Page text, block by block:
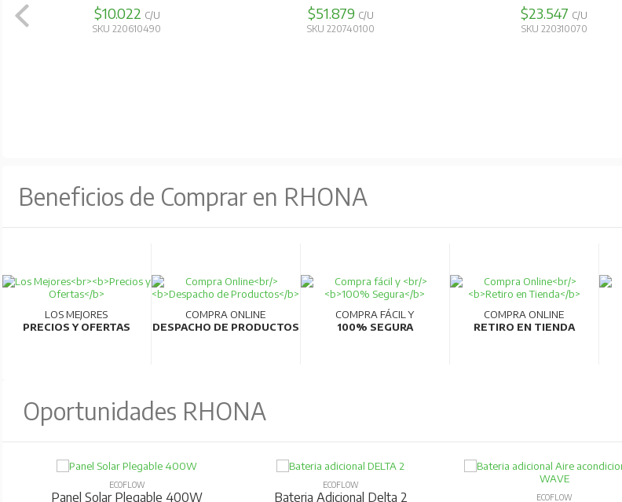
$10.022 C/U
SKU 220610490
$51.879 C/U
SKU 220740100
$23.547 C/U
SKU 220310070
Beneficios de Comprar en RHONA
LOS MEJORES
PRECIOS Y OFERTAS
COMPRA ONLINE
DESPACHO DE PRODUCTOS
COMPRA FÁCIL Y
100% SEGURA
COMPRA ONLINE
RETIRO EN TIENDA
Oportunidades RHONA
ECOFLOW
Panel Solar Plegable 400W
ECOFLOW
Bateria Adicional Delta 2 ECOFLOW